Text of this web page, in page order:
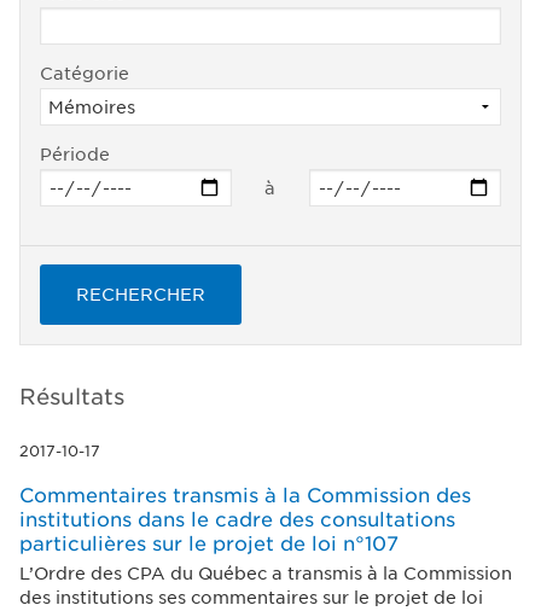
Catégorie
Période
à
RECHERCHER
Résultats
2017-10-17
Commentaires transmis à la Commission des
institutions dans le cadre des consultations
particulières sur le projet de loi n°107
L’Ordre des CPA du Québec a transmis à la Commission
des institutions ses commentaires sur le projet de loi